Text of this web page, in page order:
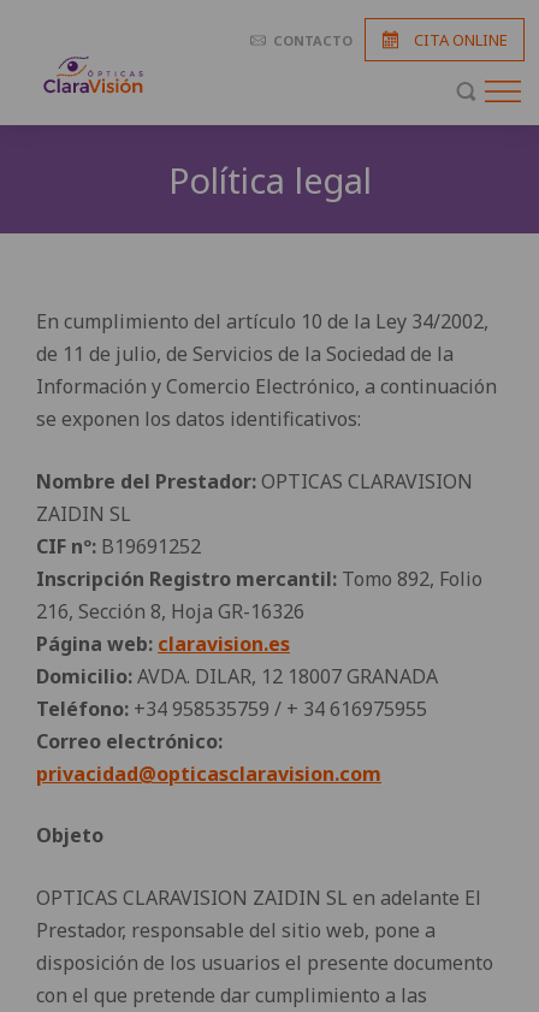
CONTACTO CITA ONLINE
Política legal
En cumplimiento del artículo 10 de la Ley 34/2002,
de 11 de julio, de Servicios de la Sociedad de la
Información y Comercio Electrónico, a continuación
se exponen los datos identificativos:
Nombre del Prestador:OPTICAS CLARAVISION
ZAIDIN SL
CIF nº: B19691252
Inscripción Registro mercantil: Tomo 892, Folio
216, Sección 8, Hoja GR-16326
Página web: claravision.es
Domicilio:AVDA. DILAR, 12 18007 GRANADA
Teléfono: +34 958535759 / + 34 616975955
Correo electrónico:
privacidad@opticasclaravision.com
Objeto
OPTICAS CLARAVISION ZAIDIN SL en adelante El
Prestador, responsable del sitio web, pone a
disposición de los usuarios el presente documento
con el que pretende dar cumplimiento a las